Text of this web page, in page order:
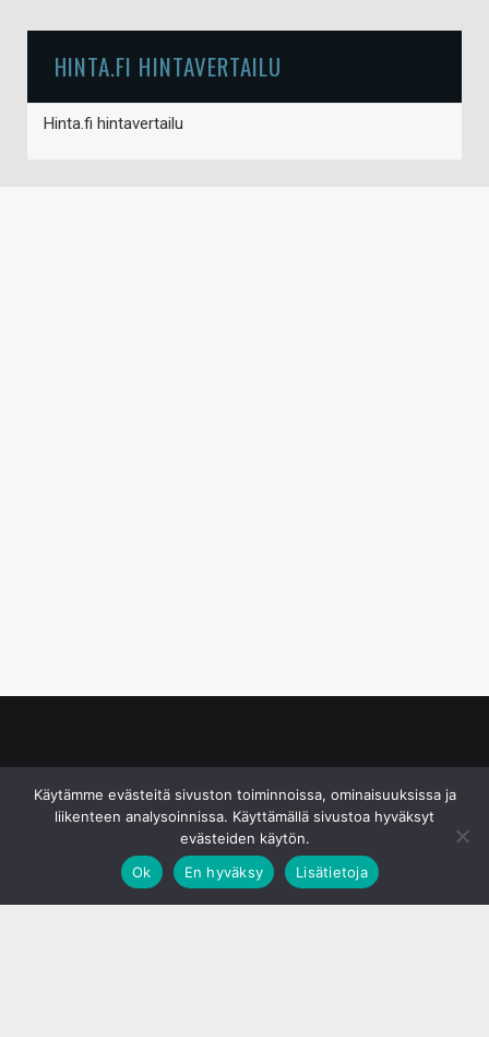
HINTA.FI HINTAVERTAILU
Hinta.fi hintavertailu
Käytämme evästeitä sivuston toiminnoissa, ominaisuuksissa ja
liikenteen analysoinnissa. Käyttämällä sivustoa hyväksyt
evästeiden käytön.
Ok
En hyväksy Lisätietoja